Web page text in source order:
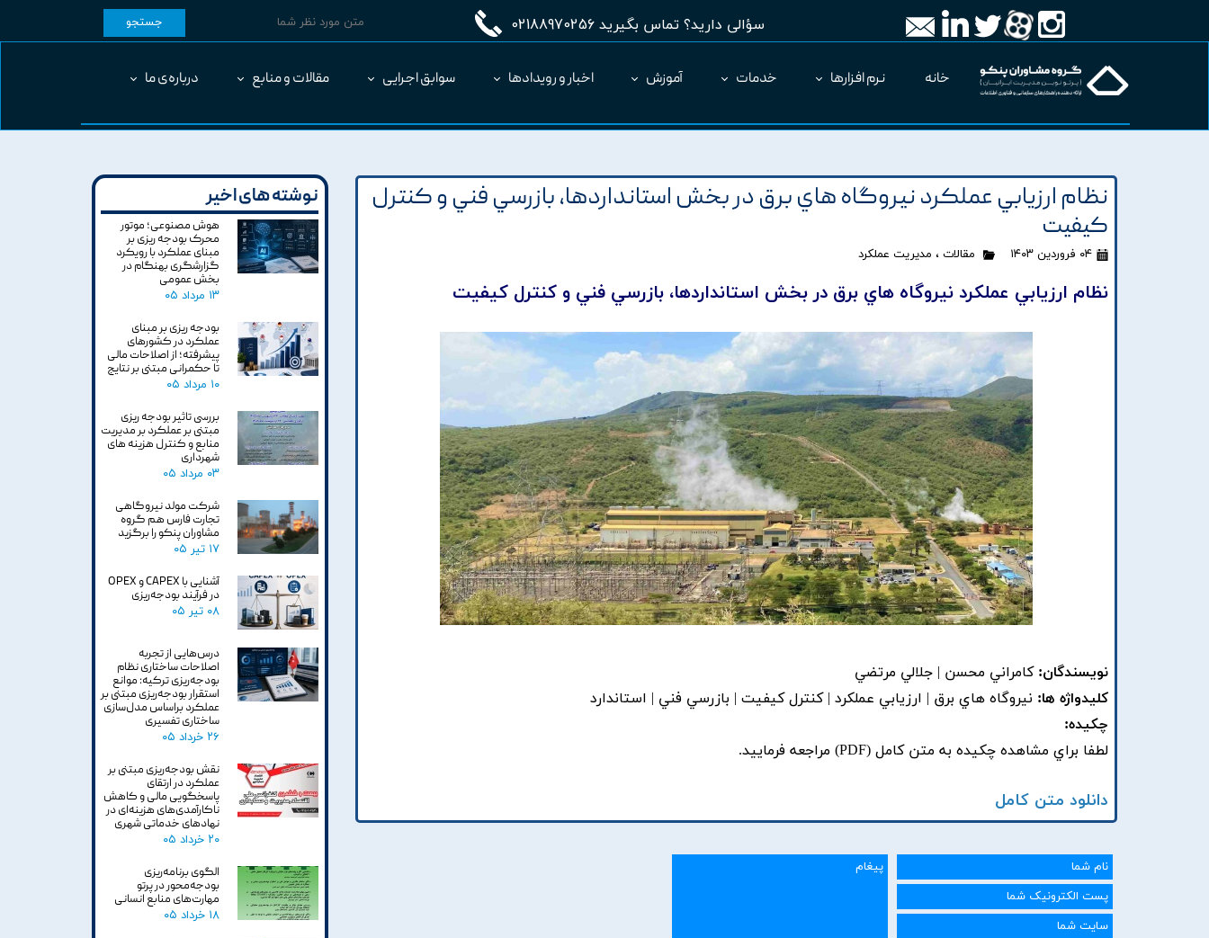
سؤالی دارید؟ تماس بگیرید 02188970256 جستجو
خانه نرم افزارها خدمات آموزش اخبار و رویدادها سوابق اجرایی مقالات و منابع درباره‌ی ما
نظام ارزيابي عملکرد نيروگاه هاي برق در بخش استانداردها، بازرسي فني و کنترل
کيفيت
۰۴ فروردین ۱۴۰۳ مقالات ، مدیریت عملکرد
نظام ارزيابي عملکرد نيروگاه هاي برق در بخش استانداردها، بازرسي فني و کنترل کيفيت
نویسندگان: کامراني محسن | جلالي مرتضي
کلیدواژه ها: نيروگاه هاي برق | ارزيابي عملکرد | کنترل کيفيت | بازرسي فني | استاندارد
چکیده:
لطفا براي مشاهده چکيده به متن کامل (PDF) مراجعه فرماييد.
دانلود متن کامل
نوشته های اخیر
هوش مصنوعی؛ موتور
محرک بودجه ریزی بر
مبنای عملکرد با رویکرد
گزارشگری بهنگام در
بخش عمومی
۱۳ مرداد ۰۵
بودجه ریزی بر مبنای
عملکرد در کشورهای
پیشرفته؛ از اصلاحات مالی
تا حکمرانی مبتنی بر نتایج
۱۰ مرداد ۰۵
بررسی تاثیر بودجه ریزی
مبتنی بر عملکرد بر مدیریت
منابع و کنترل هزینه های
شهرداری
۰۳ مرداد ۰۵
شرکت مولد نیروگاهی
تجارت فارس هم گروه
مشاوران پنکو را برگزید
۱۷ تیر ۰۵
آشنایی با CAPEX و OPEX
در فرآیند بودجه‌ریزی
۰۸ تیر ۰۵
درس‌هایی از تجربه
اصلاحات ساختاری نظام
بودجه‌ریزی ترکیه: موانع
استقرار بودجه‌ریزی مبتنی بر
عملکرد براساس مدل‌سازی
ساختاری تفسیری
۲۶ خرداد ۰۵
نقش بودجه‌ریزی مبتنی بر
عملکرد در ارتقای
پاسخگویی مالی و کاهش
ناکارآمدی‌های هزینه‌ای در
نهادهای خدماتی شهری
۲۰ خرداد ۰۵
الگوی برنامه‌ریزی
بودجه‌محور در پرتو
مهارت‌های منابع انسانی
۱۸ خرداد ۰۵